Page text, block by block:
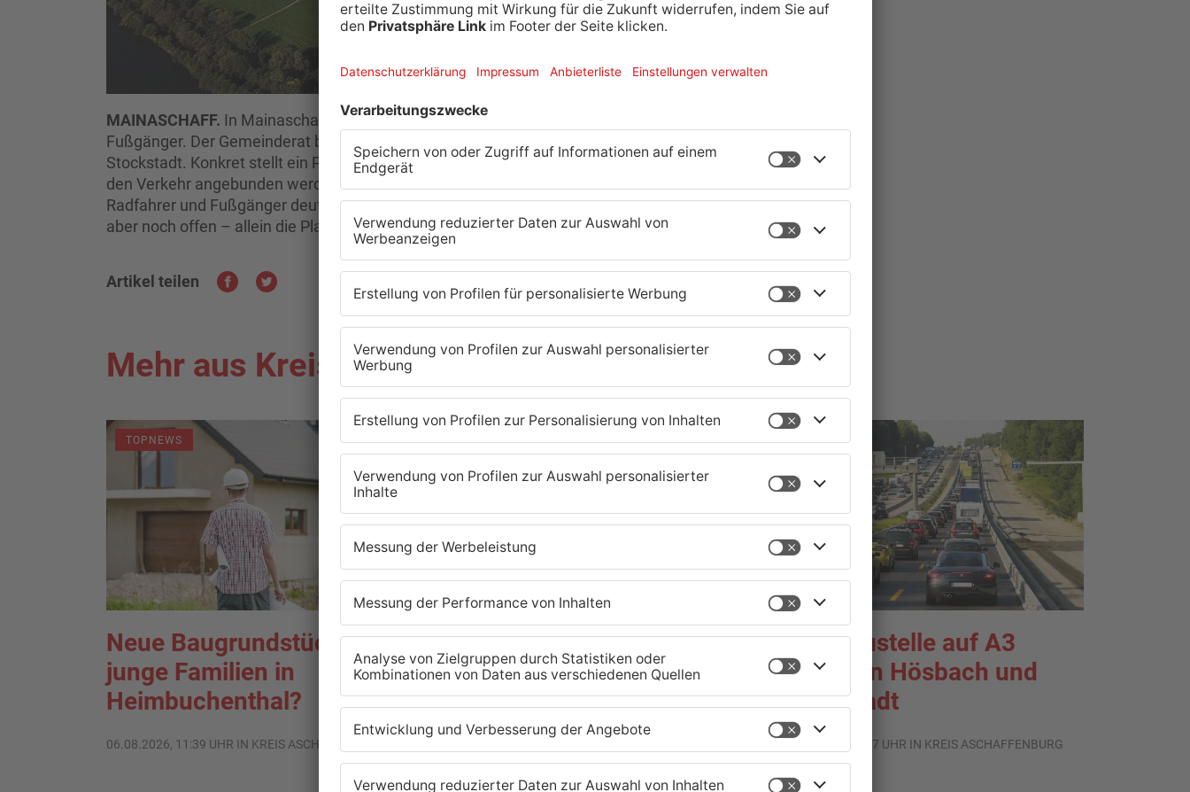
MAINASCHAFF. In Mainaschaff geht es heute um ein Millionenprojekt für Radfahrer und
Fußgänger. Der Gemeinderat beschäftigt sich mit der geplanten Radwegebrücke nach
Stockstadt. Konkret stellt ein Planungsbüro vor, wie die Rampe auf Mainaschaffer Seite an
den Verkehr angebunden werden könnte. Die Brücke soll die Verbindung über den Main für
Radfahrer und Fußgänger deutlich verbessern. Ob sie am Ende wirklich gebaut wird, ist
aber noch offen – allein die Planung wird mit bis zu 800.000 Euro vom Freistaat gefördert.
Artikel teilen
Mehr aus Kreis Aschaffenburg
TOPNEWS
Neue Baugrundstücke für
junge Familien in
Heimbuchenthal?
06.08.2026, 11:39 UHR IN KREIS ASCHAFFENBURG
Tante Enso übernimmt
einzigen Supermarkt in
Pflaumheim
TOPNEWS
Großbaustelle auf A3
zwischen Hösbach und
Stockstadt
03.08.2026, 15:57 UHR IN KREIS ASCHAFFENBURG